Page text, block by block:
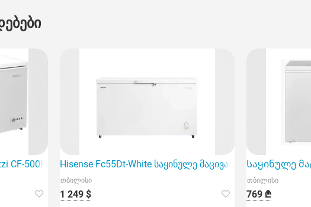
CF-500Fs(SW)Hisense Fc55Dt-White საყინულე მაცივარი არის
თბილისი
1 249 $
Საყინულე
თბილისი
769 ₾